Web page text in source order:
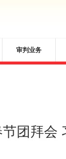
审判业务
团拜会